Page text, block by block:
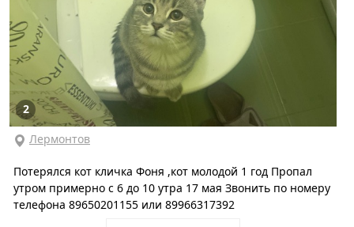
2
Лермонтов
Потерялся кот кличка Фоня ,кот молодой 1 год Пропал
утром примерно с 6 до 10 утра 17 мая Звонить по номеру
телефона 89650201155 или 89966317392